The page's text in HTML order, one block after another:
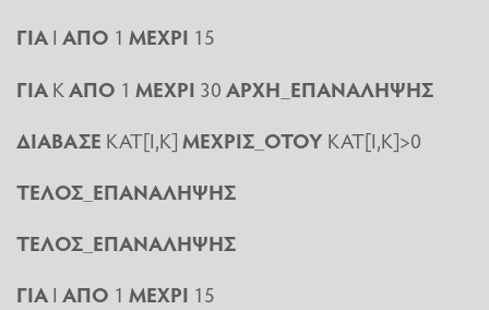
ΓΙΑΙ ΑΠΟ 1 ΜΕΧΡΙ 15
ΓΙΑΚΑΠΟ 1 ΜΕΧΡΙ 30ΑΡΧΗ_ΕΠΑΝΑΛΗΨΗΣ
ΔΙΑΒΑΣΕ ΚΑΤ[Ι,Κ]ΜΕΧΡΙΣ_ΟΤΟΥΚΑΤ[Ι,Κ]>0
ΤΕΛΟΣ_ΕΠΑΝΑΛΗΨΗΣ
ΤΕΛΟΣ_ΕΠΑΝΑΛΗΨΗΣ
ΓΙΑΙ ΑΠΟ 1 ΜΕΧΡΙ 15